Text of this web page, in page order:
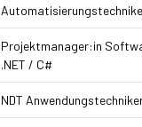
Projektmanager:in
.NET / C#
NDT